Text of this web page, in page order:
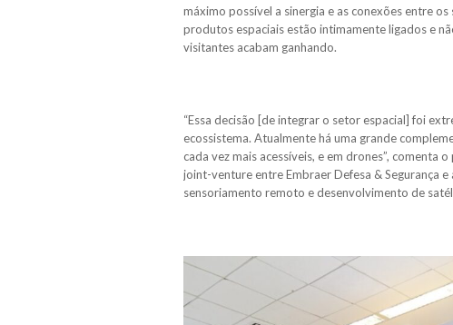
máximo possível a sinergia e as conexões entre
produtos espaciais estão intimamente ligados e
visitantes acabam ganhando.
“Essa decisão [de integrar o setor espacial] foi
ecossistema. Atualmente há uma grande
cada vez mais acessíveis, e em drones”, comenta
joint-venture entre Embraer Defesa & Segurança
sensoriamento remoto e desenvolvimento de